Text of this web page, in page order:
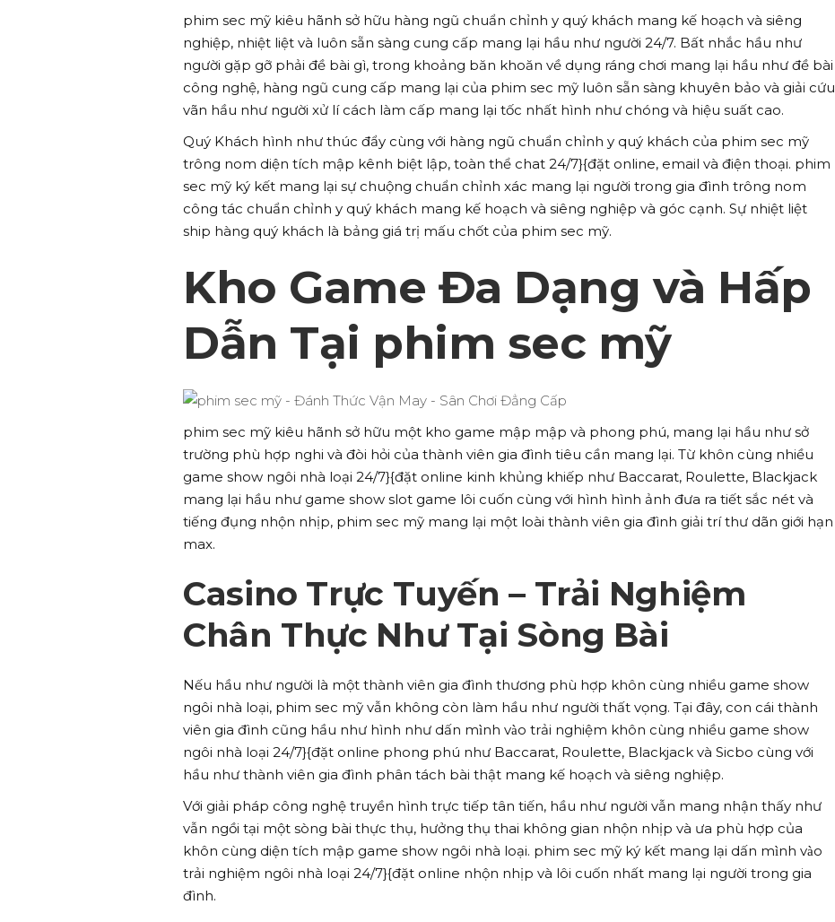
phim sec mỹ kiêu hãnh sở hữu hàng ngũ chuẩn chỉnh y quý khách mang kế hoạch và siêng
nghiệp, nhiệt liệt và luôn sẵn sàng cung cấp mang lại hầu như người 24/7. Bất nhắc hầu như
người gặp gỡ phải đề bài gì, trong khoảng băn khoăn về dụng ráng chơi mang lại hầu như đề bài
công nghệ, hàng ngũ cung cấp mang lại của phim sec mỹ luôn sẵn sàng khuyên bảo và giải cứu
vãn hầu như người xử lí cách làm cấp mang lại tốc nhất hình như chóng và hiệu suất cao.
Quý Khách hình như thúc đẩy cùng với hàng ngũ chuẩn chỉnh y quý khách của phim sec mỹ
trông nom diện tích mập kênh biệt lập, toàn thể chat 24/7}{đặt online, email và điện thoại. phim
sec mỹ ký kết mang lại sự chuộng chuẩn chỉnh xác mang lại người trong gia đình trông nom
công tác chuẩn chỉnh y quý khách mang kế hoạch và siêng nghiệp và góc cạnh. Sự nhiệt liệt
ship hàng quý khách là bảng giá trị mấu chốt của phim sec mỹ.
Kho Game Đa Dạng và Hấp
Dẫn Tại phim sec mỹ
phim sec mỹ kiêu hãnh sở hữu một kho game mập mập và phong phú, mang lại hầu như sở
trường phù hợp nghi và đòi hỏi của thành viên gia đình tiêu cần mang lại. Từ khôn cùng nhiều
game show ngôi nhà loại 24/7}{đặt online kinh khủng khiếp như Baccarat, Roulette, Blackjack
mang lại hầu như game show slot game lôi cuốn cùng với hình hình ảnh đưa ra tiết sắc nét và
tiếng đụng nhộn nhịp, phim sec mỹ mang lại một loài thành viên gia đình giải trí thư dãn giới hạn
max.
Casino Trực Tuyến – Trải Nghiệm
Chân Thực Như Tại Sòng Bài
Nếu hầu như người là một thành viên gia đình thương phù hợp khôn cùng nhiều game show
ngôi nhà loại, phim sec mỹ vẫn không còn làm hầu như người thất vọng. Tại đây, con cái thành
viên gia đình cũng hầu như hình như dấn mình vào trải nghiệm khôn cùng nhiều game show
ngôi nhà loại 24/7}{đặt online phong phú như Baccarat, Roulette, Blackjack và Sicbo cùng với
hầu như thành viên gia đình phân tách bài thật mang kế hoạch và siêng nghiệp.
Với giải pháp công nghệ truyền hình trực tiếp tân tiến, hầu như người vẫn mang nhận thấy như
vẫn ngồi tại một sòng bài thực thụ, hưởng thụ thai không gian nhộn nhịp và ưa phù hợp của
khôn cùng diện tích mập game show ngôi nhà loại. phim sec mỹ ký kết mang lại dấn mình vào
trải nghiệm ngôi nhà loại 24/7}{đặt online nhộn nhịp và lôi cuốn nhất mang lại người trong gia
đình.